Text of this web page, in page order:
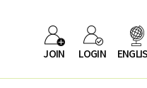
JOIN LOGIN